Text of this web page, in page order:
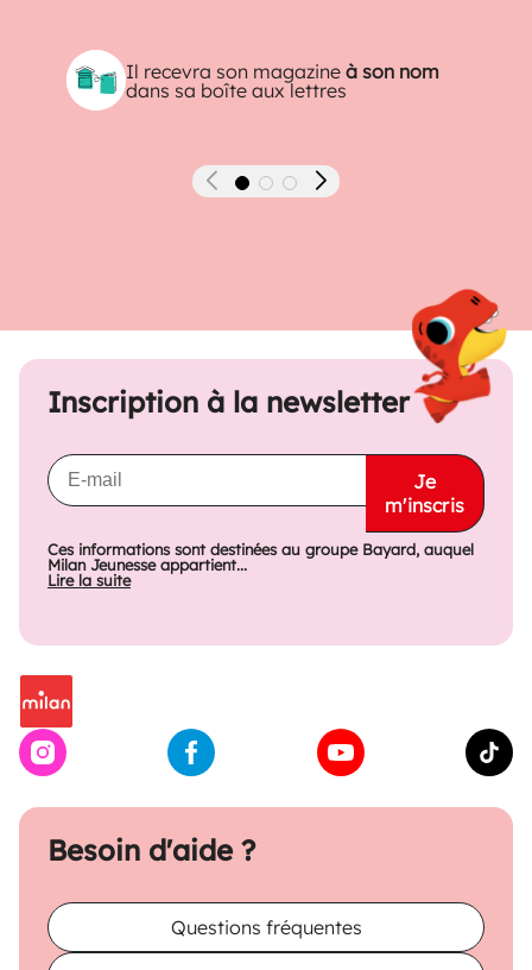
Il recevra son magazineà son nom
dans sa boîte aux lettres
Précédent Suivant
Besoin d'aide ?
Questions fréquentes
Inscription à la newsletter
Je
m'inscris
Ces informations sont destinées au groupe Bayard, auquel
Milan Jeunesse appartient...
Lire la suite